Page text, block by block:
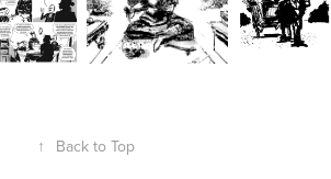
↑ Back to Top